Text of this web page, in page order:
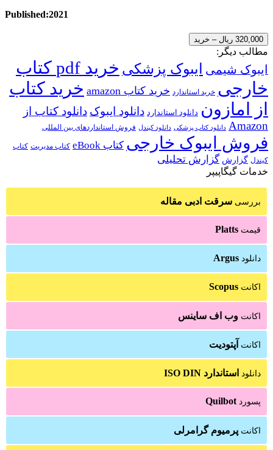
Published:2021
320,000 ریال – خرید
مطالب دیگر:
ایبوک شیمی ایبوک پزشکی
خرید pdf کتاب
خارجی خرید استاندارد خرید کتاب amazon
خرید کتاب
از امازون دانلود استاندارد دانلود ایبوک دانلود کتاب از
Amazon دانلود کتاب پزشکی دانلود کیندل فروش استانداردهای بین المللی
فروش ایبوک خارجی کتاب eBook کتاب مدیریت کتاب
کیندل گزارش گزارش تحلیلی
خدمات گیگاپیپر
بررسی سرقت ادبی مقاله
قیمت Platts
دانلود Argus
اکانت Scopus
اکانت وب اف ساینس
اکانت آپتودیت
دانلود استاندارد ISO DIN
پسوردQuilbot
اکانت پرمیوم گرامرلی